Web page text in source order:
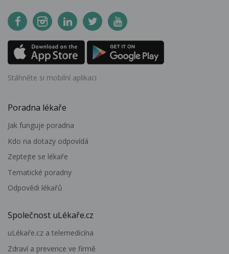
Stáhněte si mobilní aplikaci
Poradna lékaře
Jak funguje poradna
Kdo na dotazy odpovídá
Zeptejte se lékaře
Tematické poradny
Odpovědi lékařů
Společnost uLékaře.cz
uLékaře.cz a telemedicína
Zdraví a prevence ve firmě